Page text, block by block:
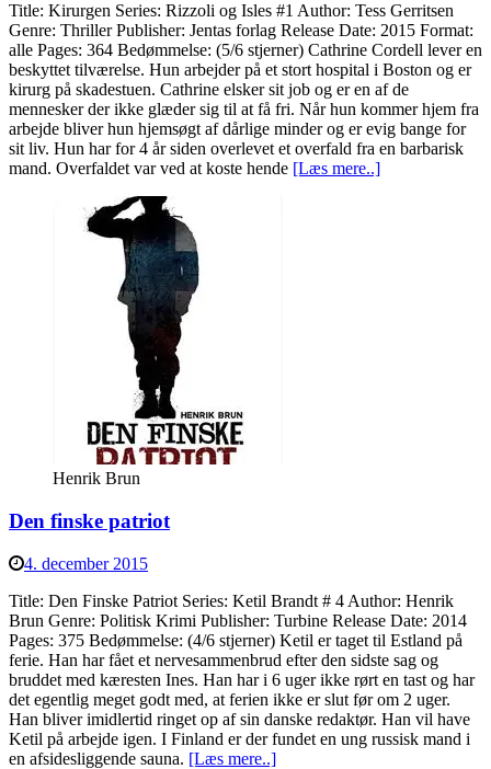
Title: Kirurgen Series: Rizzoli og Isles #1 Author: Tess Gerritsen
Genre: Thriller Publisher: Jentas forlag Release Date: 2015 Format:
alle Pages: 364 Bedømmelse: (5/6 stjerner) Cathrine Cordell lever en
beskyttet tilværelse. Hun arbejder på et stort hospital i Boston og er
kirurg på skadestuen. Cathrine elsker sit job og er en af de
mennesker der ikke glæder sig til at få fri. Når hun kommer hjem fra
arbejde bliver hun hjemsøgt af dårlige minder og er evig bange for
sit liv. Hun har for 4 år siden overlevet et overfald fra en barbarisk
mand. Overfaldet var ved at koste hende [Læs mere..]
Henrik Brun
Den finske patriot
4. december 2015
Title: Den Finske Patriot Series: Ketil Brandt # 4 Author: Henrik
Brun Genre: Politisk Krimi Publisher: Turbine Release Date: 2014
Pages: 375 Bedømmelse: (4/6 stjerner) Ketil er taget til Estland på
ferie. Han har fået et nervesammenbrud efter den sidste sag og
bruddet med kæresten Ines. Han har i 6 uger ikke rørt en tast og har
det egentlig meget godt med, at ferien ikke er slut før om 2 uger.
Han bliver imidlertid ringet op af sin danske redaktør. Han vil have
Ketil på arbejde igen. I Finland er der fundet en ung russisk mand i
en afsidesliggende sauna. [Læs mere..]